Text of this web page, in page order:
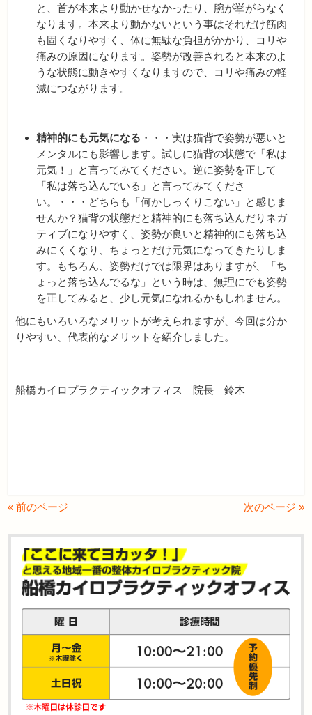
と、首が本来より動かせなかったり、腕が挙がらなく
なります。本来より動かないという事はそれだけ筋肉
も固くなりやすく、体に無駄な負担がかかり、コリや
痛みの原因になります。姿勢が改善されると本来のよ
うな状態に動きやすくなりますので、コリや痛みの軽
減につながります。
精神的にも元気になる ・・・実は猫背で姿勢が悪いと
メンタルにも影響します。試しに猫背の状態で「私は
元気！」と言ってみてください。逆に姿勢を正して
「私は落ち込んでいる」と言ってみてくださ
い。・・・どちらも「何かしっくりこない」と感じま
せんか？猫背の状態だと精神的にも落ち込んだりネガ
ティブになりやすく、姿勢が良いと精神的にも落ち込
みにくくなり、ちょっとだけ元気になってきたりしま
す。もちろん、姿勢だけでは限界はありますが、「ち
ょっと落ち込んでるな」という時は、無理にでも姿勢
を正してみると、少し元気になれるかもしれません。
他にもいろいろなメリットが考えられますが、今回は分か
りやすい、代表的なメリットを紹介しました。
船橋カイロプラクティックオフィス 院長 鈴木
« 前のページ 次のページ »